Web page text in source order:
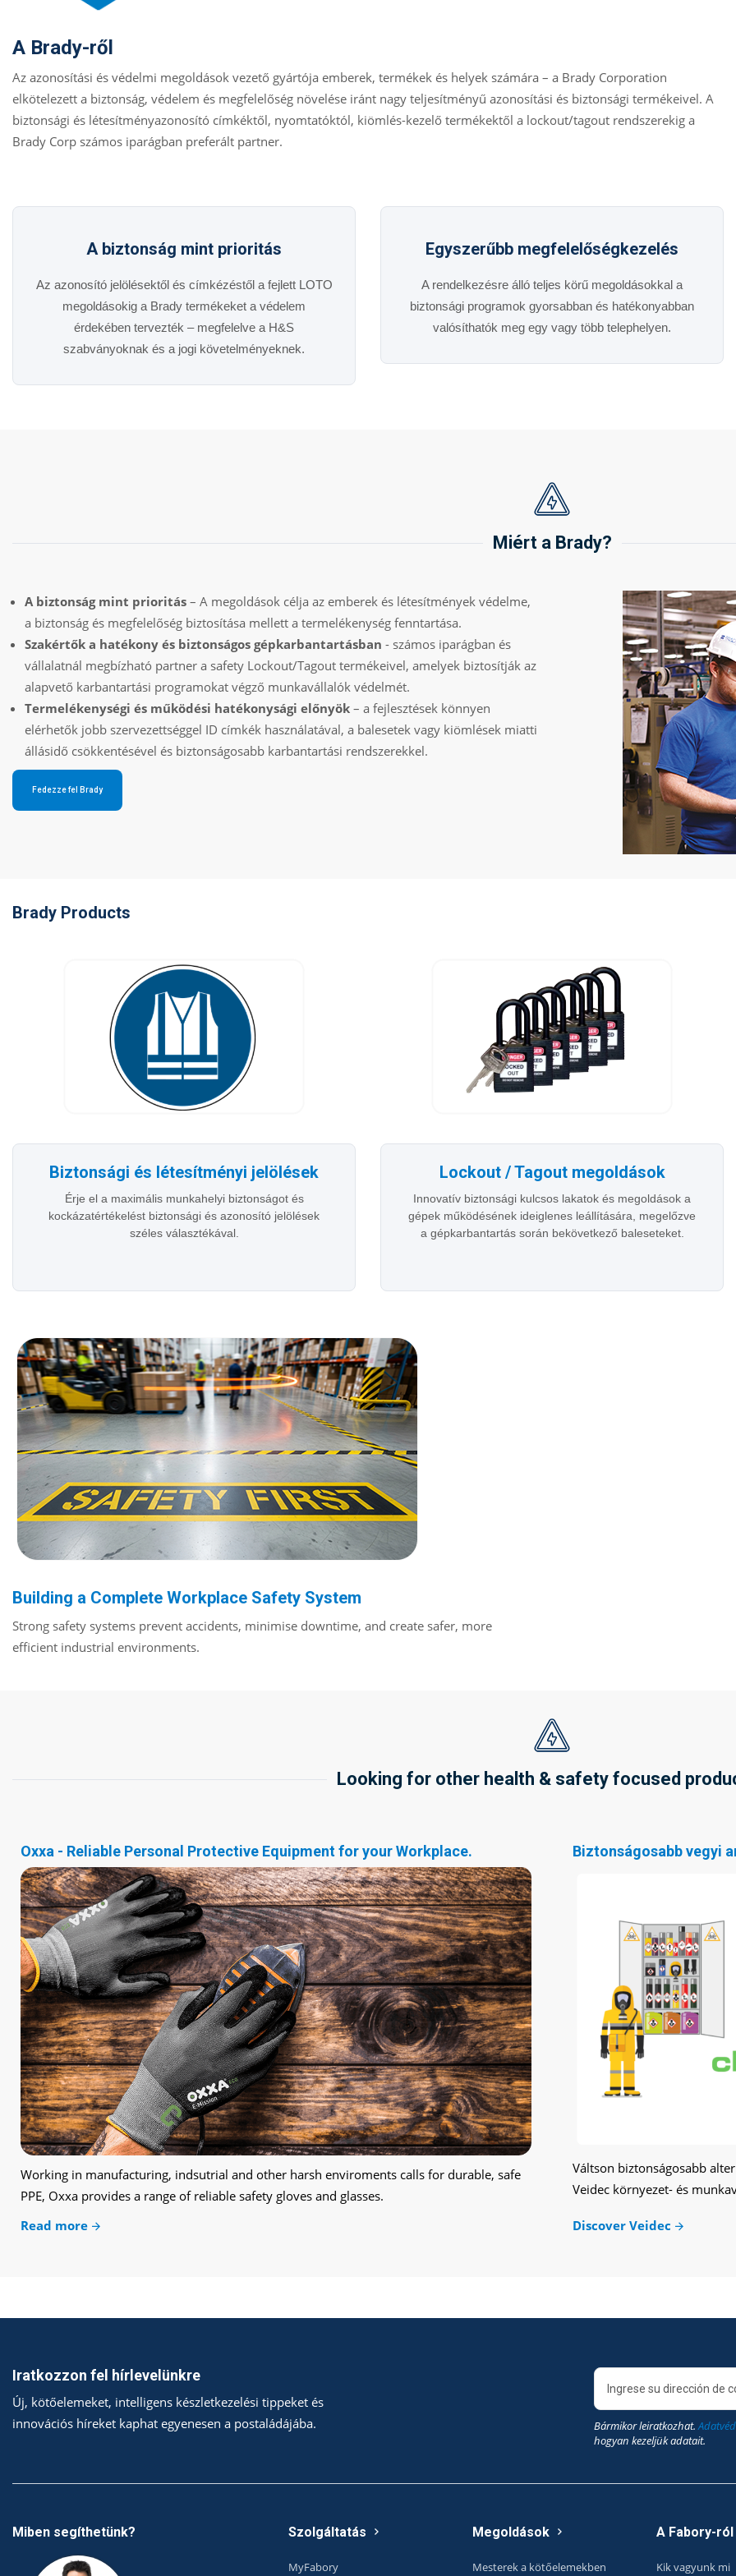
A Brady-ről
Az azonosítási és védelmi megoldások vezető gyártója emberek, termékek és helyek számára – a Brady Corporation
elkötelezett a biztonság, védelem és megfelelőség növelése iránt nagy teljesítményű azonosítási és biztonsági termékeivel. A
biztonsági és létesítményazonosító címkéktől, nyomtatóktól, kiömlés-kezelő termékektől a lockout/tagout rendszerekig a
Brady Corp számos iparágban preferált partner.
A biztonság mint prioritás
Az azonosító jelölésektől és címkézéstől a fejlett LOTO
megoldásokig a Brady termékeket a védelem
érdekében tervezték – megfelelve a H&S
szabványoknak és a jogi követelményeknek.
Egyszerűbb megfelelőségkezelés
A rendelkezésre álló teljes körű megoldásokkal a
biztonsági programok gyorsabban és hatékonyabban
valósíthatók meg egy vagy több telephelyen.
Miért a Brady?
A biztonság mint prioritás – A megoldások célja az emberek és létesítmények védelme,
a biztonság és megfelelőség biztosítása mellett a termelékenység fenntartása.
Szakértők a hatékony és biztonságos gépkarbantartásban - számos iparágban és
vállalatnál megbízható partner a safety Lockout/Tagout termékeivel, amelyek biztosítják az
alapvető karbantartási programokat végző munkavállalók védelmét.
Termelékenységi és működési hatékonysági előnyök – a fejlesztések könnyen
elérhetők jobb szervezettséggel ID címkék használatával, a balesetek vagy kiömlések miatti
állásidő csökkentésével és biztonságosabb karbantartási rendszerekkel.
Fedezze fel Brady
Brady Products
Biztonsági és létesítményi jelölések
Érje el a maximális munkahelyi biztonságot és
kockázatértékelést biztonsági és azonosító jelölések
széles választékával.
Lockout / Tagout megoldások
Innovatív biztonsági kulcsos lakatok és megoldások a
gépek működésének ideiglenes leállítására, megelőzve
a gépkarbantartás során bekövetkező baleseteket.
Building a Complete Workplace Safety System
Strong safety systems prevent accidents, minimise downtime, and create safer, more
efficient industrial environments.
Looking for other health & safety focused
Oxxa - Reliable Personal Protective Equipment for your Workplace.
Working in manufacturing, indsutrial and other harsh enviroments calls for durable, safe
PPE, Oxxa provides a range of reliable safety gloves and glasses.
Read more
Biztonságosabb vegyi
Váltson biztonságosabb
Veidec környezet- és
Discover Veidec
Iratkozzon fel hírlevelünkre
Új, kötőelemeket, intelligens készletkezelési tippeket és
innovációs híreket kaphat egyenesen a postaládájába.
Bármikor leiratkozhat.
hogyan kezeljük adatait.
Miben segíthetünk? Szolgáltatás
MyFabory
Megoldások
Mesterek a kötőelemekben
A Fabory-ról
Kik vagyunk mi